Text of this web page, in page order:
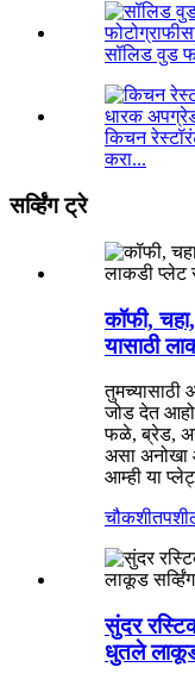
सॉलिड वुड
किचन
करा...
सर्व्हिंग ट्रे
कॉफी,
यासाठी
जोड देत
फळे, ब्रेड,
असा अनोखा
आम्ही या
चौकशी
सुंदर
धुतले लाकूड